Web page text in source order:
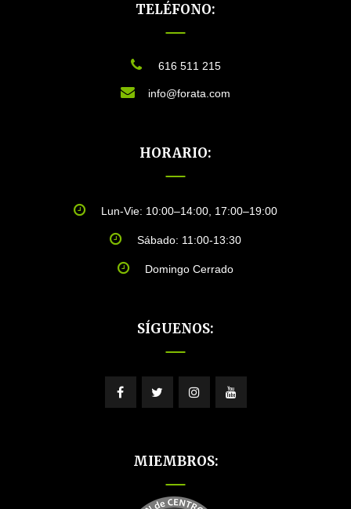
TELÉFONO:
616 511 215
info@forata.com
HORARIO:
Lun-Vie: 10:00–14:00, 17:00–19:00
Sábado: 11:00-13:30
Domingo Cerrado
SÍGUENOS:
MIEMBROS: